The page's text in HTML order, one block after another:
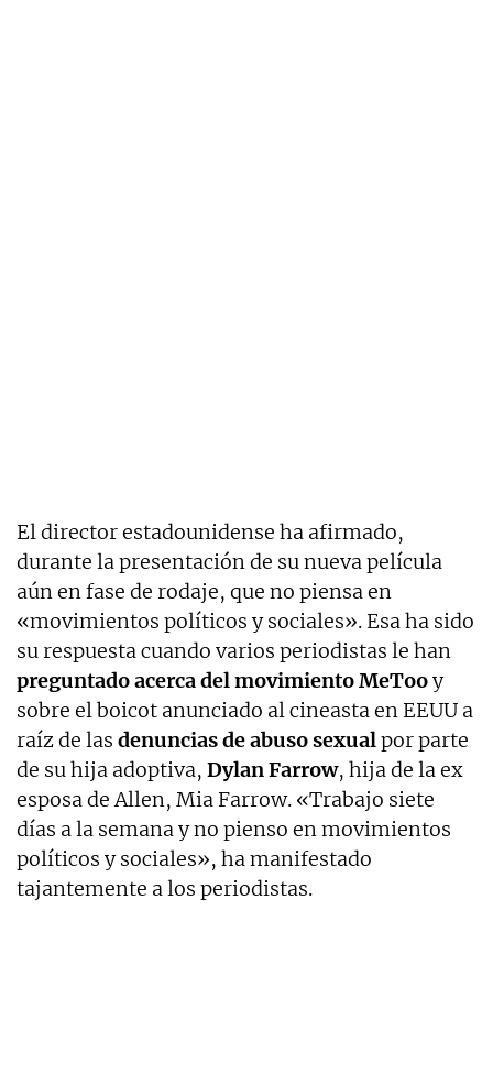
El director estadounidense ha afirmado,
durante la presentación de su nueva película
aún en fase de rodaje, que no piensa en
«movimientos políticos y sociales». Esa ha sido
su respuesta cuando varios periodistas le han
preguntado acerca del movimiento MeTooy
sobre el boicot anunciado al cineasta en EEUU a
raíz de las denuncias de abuso sexualpor parte
de su hija adoptiva, Dylan Farrow, hija de la ex
esposa de Allen, Mia Farrow. «Trabajo siete
días a la semana y no pienso en movimientos
políticos y sociales», ha manifestado
tajantemente a los periodistas.